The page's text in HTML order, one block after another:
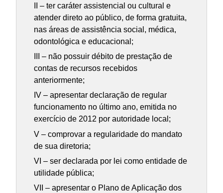
II – ter caráter assistencial ou cultural e
atender direto ao público, de forma gratuita,
nas áreas de assistência social, médica,
odontológica e educacional;
III – não possuir débito de prestação de
contas de recursos recebidos
anteriormente;
IV – apresentar declaração de regular
funcionamento no último ano, emitida no
exercício de 2012 por autoridade local;
V – comprovar a regularidade do mandato
de sua diretoria;
VI – ser declarada por lei como entidade de
utilidade pública;
VII – apresentar o Plano de Aplicação dos